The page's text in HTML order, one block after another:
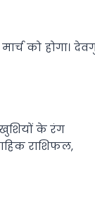
मार्च को
खुशियों के रंग
राशिफल,